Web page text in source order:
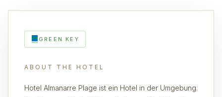
GREEN KEY
ABOUT THE HOTEL
Hotel Almanarre Plage ist ein Hotel in der Umgebung.